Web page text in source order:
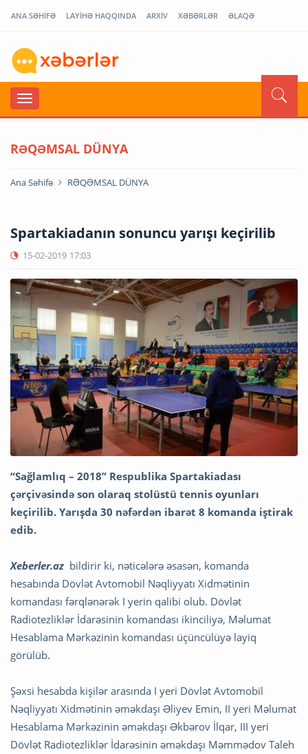
ANA SƏHİFƏ LAYİHƏ HAQQINDA ARXİV XƏBƏRLƏR ƏLAQƏ
RƏQƏMSAL DÜNYA
Ana Səhifə RƏQƏMSAL DÜNYA
Spartakiadanın sonuncu yarışı keçirilib
15-02-2019 17:03
“Sağlamlıq – 2018” Respublika Spartakiadası
çərçivəsində son olaraq stolüstü tennis oyunları
keçirilib. Yarışda 30 nəfərdən ibarət 8 komanda iştirak
edib.
Xeberler.az bildirir ki, nəticələrə əsasən, komanda
hesabında Dövlət Avtomobil Nəqliyyatı Xidmətinin
komandası fərqlənərək I yerin qalibi olub. Dövlət
Radiotezliklər İdarəsinin komandası ikinciliyə, Məlumat
Hesablama Mərkəzinin komandası üçüncülüyə layiq
görülüb.
Şəxsi hesabda kişilər arasında I yeri Dövlət Avtomobil
Nəqliyyatı Xidmətinin əməkdaşı Əliyev Emin, II yeri Məlumat
Hesablama Mərkəzinin əməkdaşı Əkbərov İlqar, III yeri
Dövlət Radiotezliklər İdarəsinin əməkdaşı Məmmədov Taleh